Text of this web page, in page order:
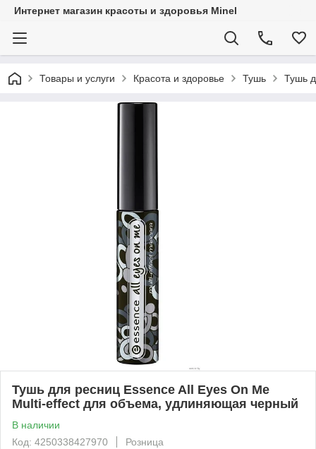
Интернет магазин красоты и здоровья Minel
Товары и услуги Красота и здоровье Тушь Тушь
Тушь для ресниц Essence All Eyes On Me
Multi-effect для объема, удлиняющая черный
В наличии
Код: 4250338427970
Розница